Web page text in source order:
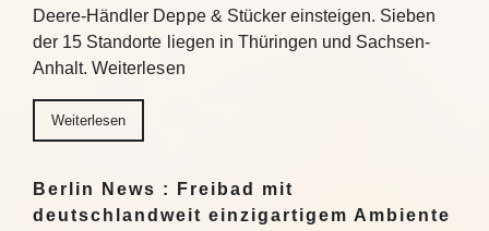
Deere-Händler Deppe & Stücker einsteigen. Sieben
der 15 Standorte liegen in Thüringen und Sachsen-
Anhalt. Weiterlesen
Weiterlesen
Berlin News : Freibad mit
deutschlandweit einzigartigem Ambiente